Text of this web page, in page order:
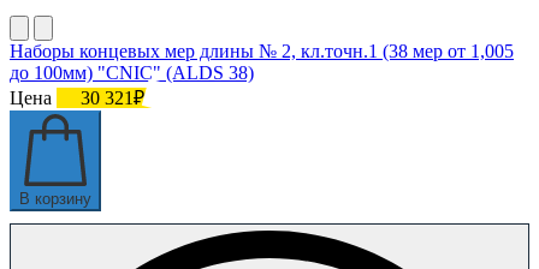
Наборы концевых мер длины № 2, кл.точн.1 (38 мер от 1,005
до 100мм) "CNIC" (ALDS 38)
Цена
30 321₽
В корзину